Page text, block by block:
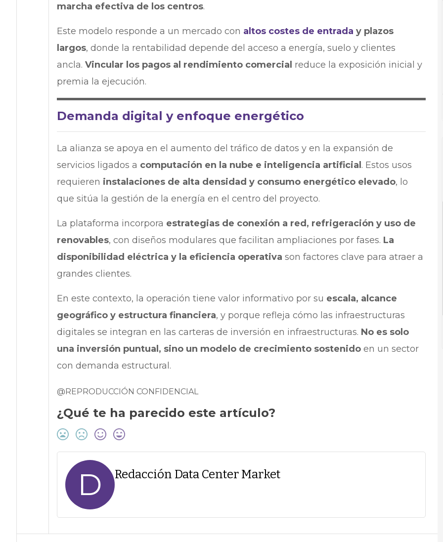
marcha efectiva de los centros.
Este modelo responde a un mercado con altos costes de entrada y plazos
largos, donde la rentabilidad depende del acceso a energía, suelo y clientes
ancla. Vincular los pagos al rendimiento comercial reduce la exposición inicial y
premia la ejecución.
Demanda digital y enfoque energético
La alianza se apoya en el aumento del tráfico de datos y en la expansión de
servicios ligados a computación en la nube e inteligencia artificial . Estos usos
requieren instalaciones de alta densidad y consumo energético elevado, lo
que sitúa la gestión de la energía en el centro del proyecto.
La plataforma incorpora estrategias de conexión a red, refrigeración y uso de
renovables, con diseños modulares que facilitan ampliaciones por fases. La
disponibilidad eléctrica y la eficiencia operativa son factores clave para atraer a
grandes clientes.
En este contexto, la operación tiene valor informativo por su escala, alcance
geográfico y estructura financiera, y porque refleja cómo las infraestructuras
digitales se integran en las carteras de inversión en infraestructuras. No es solo
una inversión puntual, sino un modelo de crecimiento sostenidoen un sector
con demanda estructural.
@REPRODUCCIÓN CONFIDENCIAL
¿Qué te ha parecido este artículo?
D Redacción Data Center Market